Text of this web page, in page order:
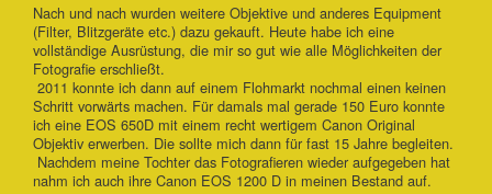
Nach und nach wurden weitere Objektive und anderes Equipment
(Filter, Blitzgeräte etc.) dazu gekauft. Heute habe ich eine
vollständige Ausrüstung, die mir so gut wie alle Möglichkeiten der
Fotografie erschließt.
2011 konnte ich dann auf einem Flohmarkt nochmal einen keinen
Schritt vorwärts machen. Für damals mal gerade 150 Euro konnte
ich eine EOS 650D mit einem recht wertigem Canon Original
Objektiv erwerben. Die sollte mich dann für fast 15 Jahre begleiten.
Nachdem meine Tochter das Fotografieren wieder aufgegeben hat
nahm ich auch ihre Canon EOS 1200 D in meinen Bestand auf.